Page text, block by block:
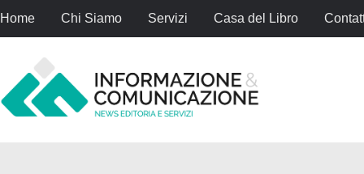
Home Chi Siamo Servizi Casa del Libro